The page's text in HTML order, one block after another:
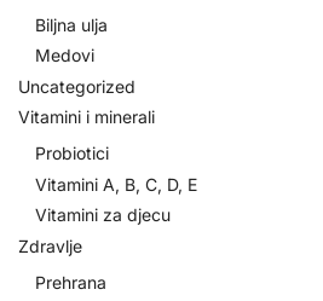
Biljna ulja
Medovi
Uncategorized
Vitamini i minerali
Probiotici
Vitamini A, B, C, D, E
Vitamini za djecu
Zdravlje
Prehrana